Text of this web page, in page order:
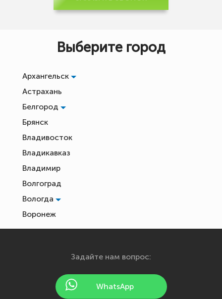
Выберите город
Архангельск
Астрахань
Белгород
Брянск
Владивосток
Владикавказ
Владимир
Волгоград
Вологда
Воронеж
Екатеринбург
Йошкар-Ола
Задайте нам вопрос:
WhatsApp